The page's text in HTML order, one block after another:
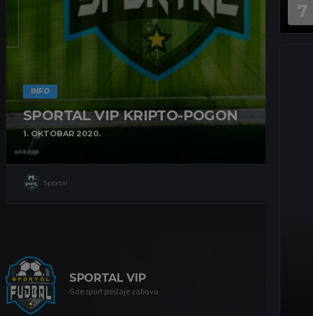
7
INFO
SPORTAL VIP KRIPTO-POGON
1. OKTOBAR 2020.
Sportal
SPORTAL VIP
Gde sport postaje zabava